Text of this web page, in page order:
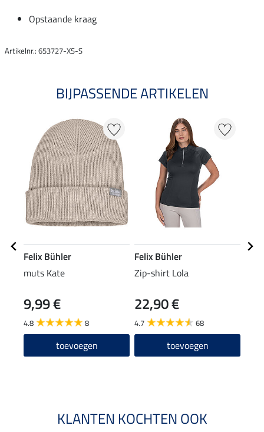
Opstaande kraag
Artikelnr.: 653727-XS-S
BIJPASSENDE ARTIKELEN
Felix Bühler
muts Kate
9,99 €
4.8 8
toevoegen
Felix Bühler
Zip-shirt Lola
22,90 €
4.7 68
toevoegen
KLANTEN KOCHTEN OOK